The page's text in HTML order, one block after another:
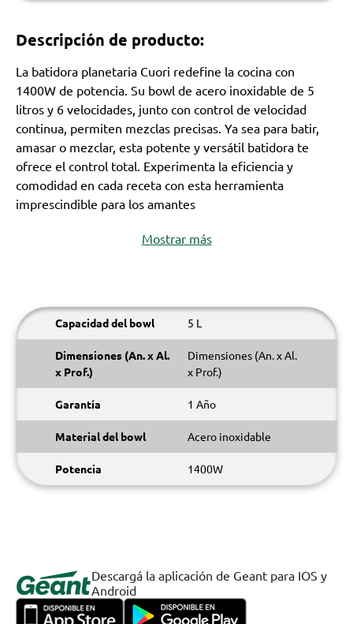
Descripción de producto:
La batidora planetaria Cuori redefine la cocina con
1400W de potencia. Su bowl de acero inoxidable de 5
litros y 6 velocidades, junto con control de velocidad
continua, permiten mezclas precisas. Ya sea para batir,
amasar o mezclar, esta potente y versátil batidora te
ofrece el control total. Experimenta la eficiencia y
comodidad en cada receta con esta herramienta
imprescindible para los amantes
Mostrar más
Capacidad del bowl 5 L
Dimensiones (An. x Al.
x Prof.)
Dimensiones (An. x Al.
x Prof.)
Garantía 1 Año
Material del bowl Acero inoxidable
Potencia 1400W
Descargá la aplicación de Geant para IOS y
Android